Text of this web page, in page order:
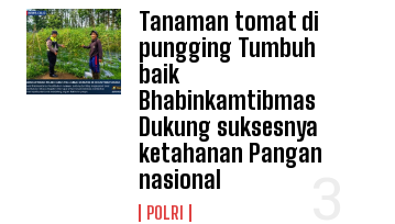
Tanaman tomat di
pungging Tumbuh
baik
Bhabinkamtibmas
Dukung suksesnya
ketahanan Pangan
nasional
POLRI